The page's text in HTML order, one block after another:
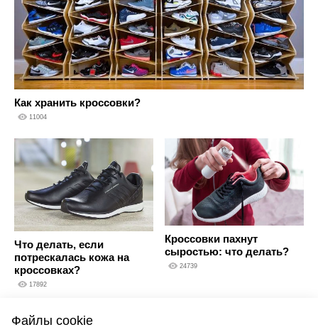
Как хранить кроссовки?
11004
Что делать, если
потрескалась кожа на
кроссовках?
17892
Кроссовки пахнут
сыростью: что делать?
24739
Файлы cookie